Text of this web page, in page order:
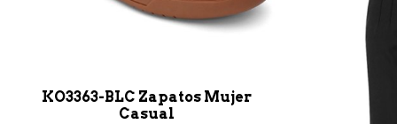
KO3363-BLC Zapatos Mujer
Casual